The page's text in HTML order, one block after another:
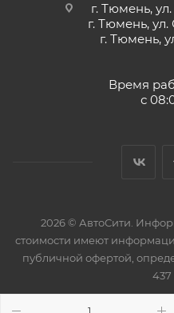
г. Тюмень,
г. Тюмень, ул.
г. Тюмень,
Время
с
2026 © АвтоСити.
стоимости имеют
публичной офертой,